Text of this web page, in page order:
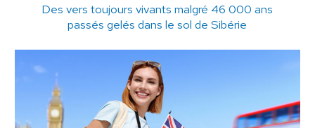
Des vers toujours vivants malgré 46 000 ans
passés gelés dans le sol de Sibérie